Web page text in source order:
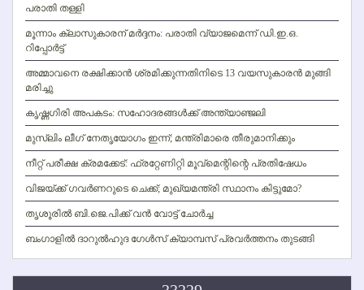
പരാതി തള്ളി
മൂന്നാം ക്ലാസുകാരന് മര്‍ദ്ദനം: പരാതി വ്യാജമെന്ന് ഡി.ഇ.ഒ.
റിപ്പോര്‍ട്ട്
അമ്മാവനെ രക്ഷിക്കാന്‍ ശ്രമിക്കുന്നതിനിടെ 13 വയസുകാരന്‍ മുങ്ങി
മരിച്ചു
കൃഷ്ണഗിരി അപകടം: സഹോദരങ്ങള്‍ക്ക് അന്ത്യാഞ്ജലി
മുസ്ലിം ലീഗ് നേതൃയോഗം ഇന്ന്; മന്ത്രിമാരെ തീരുമാനിക്കും
നീറ്റ് പരീക്ഷ ക്രമക്കേട്: ഫ്രറ്റേണിറ്റി മൂവ്‌മെന്റിന്റെ പ്രതിഷേധം
വിജയ്ക്ക് ഗവര്‍ണറുടെ ചെക്ക്; മുഖ്യമന്ത്രി സ്ഥാനം കിട്ടുമോ?
തൃശൂരില്‍ ബി.ജെ.പിക്ക് വന്‍ വോട്ട് ചോര്‍ച്ച
ബംഗാളില്‍ ദാറുല്‍ഹുദ ഗേള്‍സ് ക്യാമ്പസ് പ്രവര്‍ത്തനം തുടങ്ങി